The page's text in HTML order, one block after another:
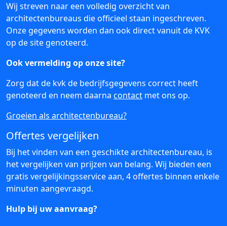
Wij streven naar een volledig overzicht van
architectenbureaus die officieel staan ingeschreven.
Onze gegevens worden dan ook direct vanuit de KVK
op de site genoteerd.
Ook vermelding op onze site?
Zorg dat de kvk de bedrijfsgegevens correct heeft
genoteerd en neem daarna contact met ons op.
Groeien als architectenbureau?
Offertes vergelijken
Bij het vinden van een geschikte architectenbureau, is
het vergelijken van prijzen van belang. Wij bieden een
gratis vergelijkingsservice aan, 4 offertes binnen enkele
minuten aangevraagd.
Hulp bij uw aanvraag?